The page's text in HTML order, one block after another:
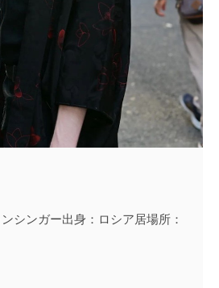
シンガー出身：ロシア居場所：